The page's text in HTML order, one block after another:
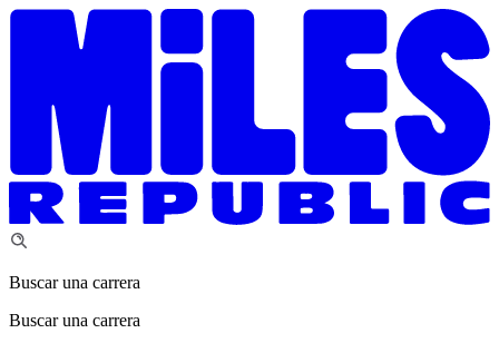
Buscar una carrera
Buscar una carrera